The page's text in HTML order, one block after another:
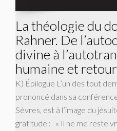
La théologie du
Rahner. De
divine à
humaine et
K) Épilogue L’un des tout
prononcé dans sa
Sèvres, est à l’image du
gratitude : « Il ne me reste